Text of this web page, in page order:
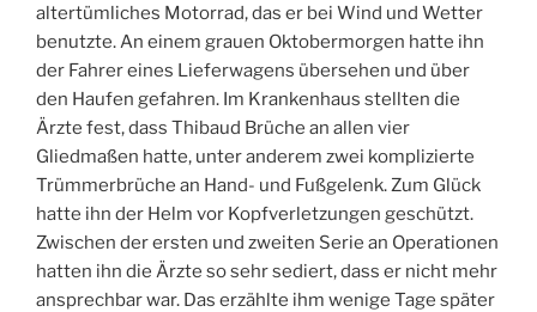
altertümliches Motorrad, das er bei Wind und Wetter
benutzte. An einem grauen Oktobermorgen hatte ihn
der Fahrer eines Lieferwagens übersehen und über
den Haufen gefahren. Im Krankenhaus stellten die
Ärzte fest, dass Thibaud Brüche an allen vier
Gliedmaßen hatte, unter anderem zwei komplizierte
Trümmerbrüche an Hand- und Fußgelenk. Zum Glück
hatte ihn der Helm vor Kopfverletzungen geschützt.
Zwischen der ersten und zweiten Serie an Operationen
hatten ihn die Ärzte so sehr sediert, dass er nicht mehr
ansprechbar war. Das erzählte ihm wenige Tage später